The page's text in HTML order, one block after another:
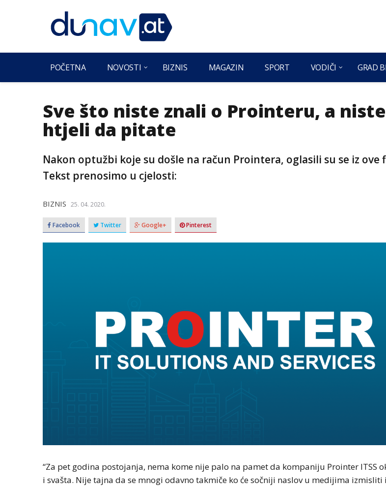
POČETNA NOVOSTI BIZNIS MAGAZIN SPORT VODIČI GRAD
Sve što niste znali o Prointeru, a niste
htjeli da pitate
Nakon optužbi koje su došle na račun Prointera, oglasili su se iz ove
Tekst prenosimo u cjelosti:
BIZNIS 25. 04. 2020.
Facebook Twitter Google+ Pinterest
“Za pet godina postojanja, nema kome nije palo na pamet da kompaniju Prointer ITSS
i svašta. Nije tajna da se mnogi odavno takmiče ko će sočniji naslov u medijima izmisliti